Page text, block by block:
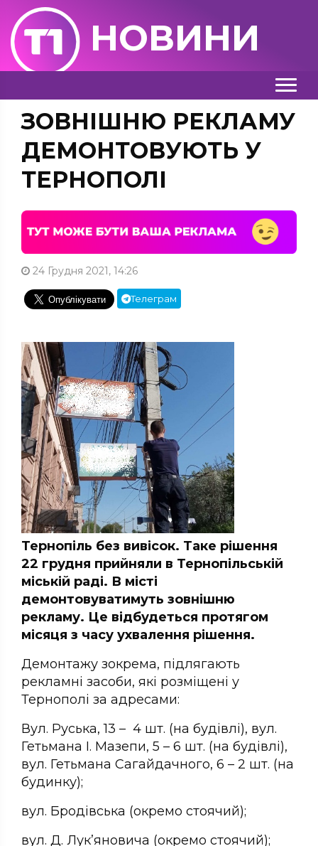
НОВИНИ
ЗОВНІШНЮ РЕКЛАМУ
ДЕМОНТОВУЮТЬ У
ТЕРНОПОЛІ
24 Грудня 2021, 14:26
Телеграм
Тернопіль без вивісок. Таке рішення
22 грудня прийняли в Тернопільській
міській раді. В місті
демонтовуватимуть зовнішню
рекламу. Це відбудеться протягом
місяця з часу ухвалення рішення.
Демонтажу зокрема, підлягають
рекламні засоби, які розміщені у
Тернополі за адресами:
Вул. Руська, 13 – 4 шт. (на будівлі), вул.
Гетьмана І. Мазепи, 5 – 6 шт. (на будівлі),
вул. Гетьмана Сагайдачного, 6 – 2 шт. (на
будинку);
вул. Бродівська (окремо стоячий);
вул. Д. Лук’яновича (окремо стоячий);